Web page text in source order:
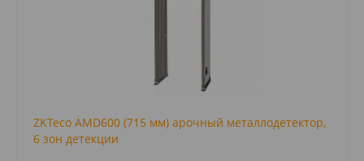
ZKTeco AMD600 (715 мм) арочный металлодетектор,
6 зон детекции